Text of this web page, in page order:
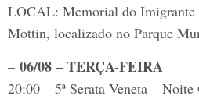
LOCAL: Memorial do Imigrante
Mottin, localizado no Parque
– 06/08 – TERÇA-FEIRA
20:00 – 5ª Serata Veneta –